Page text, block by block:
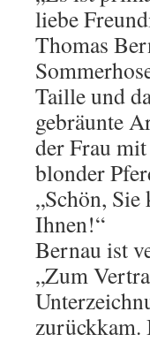
liebe
Thomas
Taille und
gebräunte
der Frau
blonder
„Schön,
Ihnen!“
Bernau ist
„Zum
zurückkam.